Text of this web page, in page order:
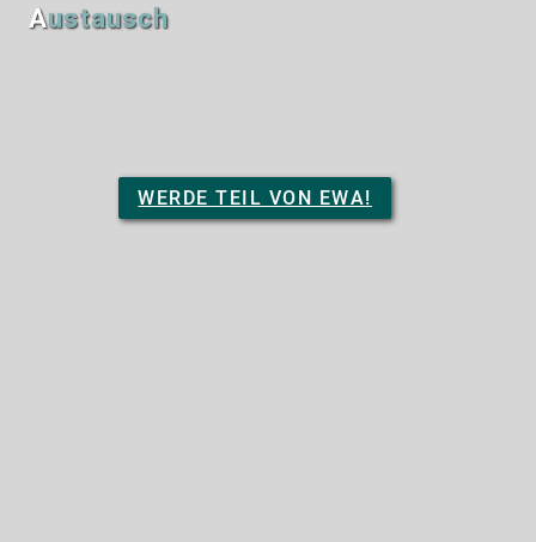
AUstausch
WERDE TEIL VON EWA!